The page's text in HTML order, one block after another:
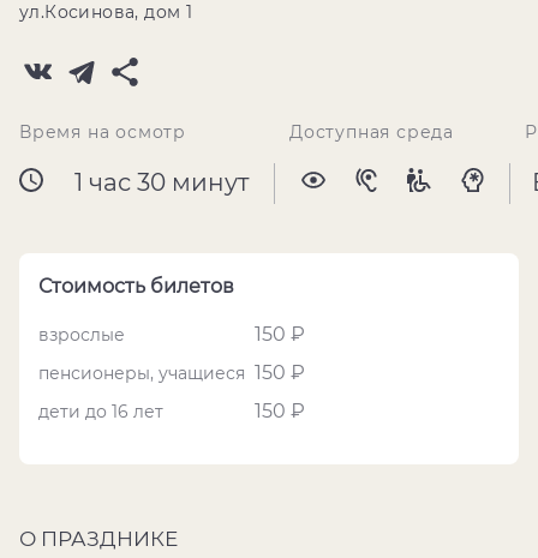
ул.Косинова, дом 1
Время на осмотр
1 час 30 минут
Доступная среда
Стоимость билетов
взрослые 150 ₽
пенсионеры, учащиеся 150 ₽
дети до 16 лет 150 ₽
О ПРАЗДНИКЕ